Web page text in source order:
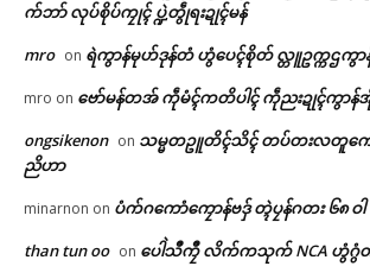
ဌာန်ပရိုၚ်ဗၠးၜးမ
Related
က်ဘာ် လုပ်စိုပ်ကၠုၚ် ပ္ဍဲတွဵုရးဍုၚ်မန်
mro on ရဲကွာန်မုဟ်ဒုန်တံ ဟွံပေၚ်စိုတ် လ္တူဥက္ကဌကွာ
mro on ဗော်မန်တအ် ကဵုမံၚ်ကတိပါၚ် ကဵုညးဍုၚ်ကွာ
ongsikenon on သမ္မတဥူတိၚ်သိၚ် တပ်တးလတူက
ညိဟာ
minarnon on ပံက်ဂကောံကၠောန်ဗဒှ် တ္ၚဲပၠန်ဂတး ၆၈ ဝါ
than tun oo on ပေါဲသဳကၠဳ လိက်ကသုက် NCA ဟွံ